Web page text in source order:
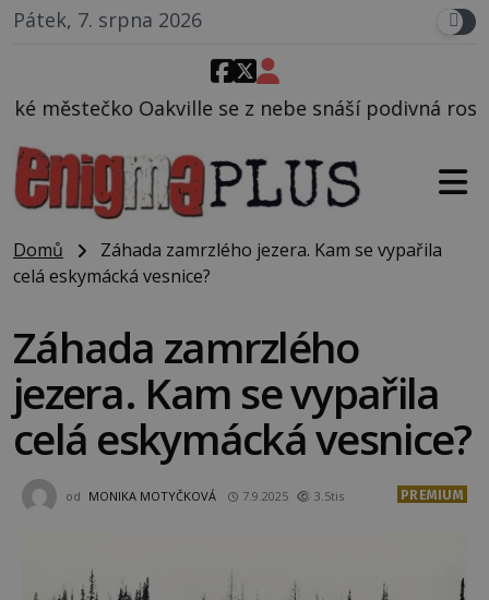
Pátek, 7. srpna 2026
z nebe snáší podivná rosolovitá látka
Domů
Záhada zamrzlého jezera. Kam se vypařila
celá eskymácká vesnice?
Záhada zamrzlého
jezera. Kam se vypařila
celá eskymácká vesnice?
od MONIKA MOTYČKOVÁ 7.9.2025 3.5tis PREMIUM